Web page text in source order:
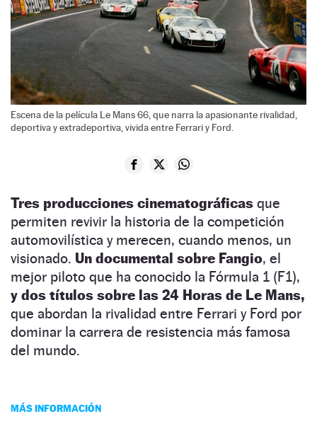
Escena de la película Le Mans 66, que narra la apasionante rivalidad,
deportiva y extradeportiva, vivida entre Ferrari y Ford.
Tres producciones cinematográficas que
permiten revivir la historia de la competición
automovilística y merecen, cuando menos, un
visionado. Un documental sobre Fangio, el
mejor piloto que ha conocido la Fórmula 1 (F1),
y dos títulos sobre las 24 Horas de Le Mans,
que abordan la rivalidad entre Ferrari y Ford por
dominar la carrera de resistencia más famosa
del mundo.
MÁS INFORMACIÓN